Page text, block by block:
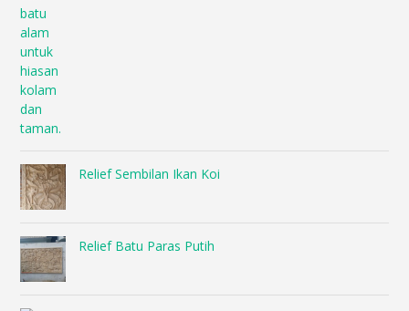
Relief Sembilan Ikan Koi
Relief Batu Paras Putih